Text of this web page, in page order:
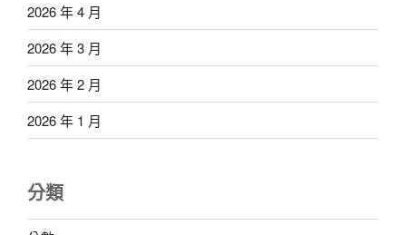
2026 年 4 月
2026 年 3 月
2026 年 2 月
2026 年 1 月
分類